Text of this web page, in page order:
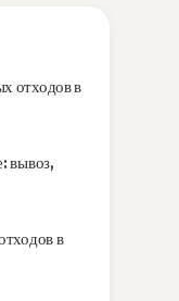
отходов в
вывоз,
в